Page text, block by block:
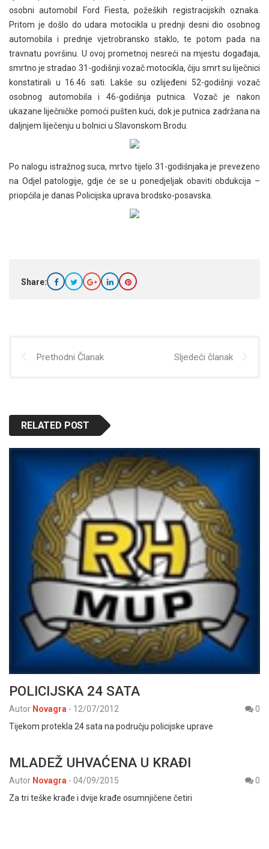
osobni automobil Ford Fiesta, požeških registracijskih oznaka.
Pritom je došlo do udara motocikla u prednji desni dio osobnog
automobila i prednje vjetrobransko staklo, te potom pada na
travnatu površinu. U ovoj prometnoj nesreći na mjestu događaja,
smrtno je stradao 31-godišnji vozač motocikla, čiju smrt su liječnici
konstatirali u 16.46 sati. Lakše su ozlijeđeni 52-godišnji vozač
osobnog automobila i 46-godišnja putnica. Vozač je nakon
ukazane liječničke pomoći pušten kući, dok je putnica zadržana na
daljnjem liječenju u bolnici u Slavonskom Brodu.
Po nalogu istražnog suca, mrtvo tijelo 31-godišnjaka je prevezeno
na Odjel patologije, gdje će se u ponedjeljak obaviti obdukcija –
priopćila je danas Policijska uprava brodsko-posavska.
Share:
Prethodni Članak Sljedeći članak
RELATED POST
POLICIJSKA 24 SATA
Autor Novagra - 12/07/2012
0
Tijekom protekla 24 sata na području policijske uprave
MLADEŽ UHVAĆENA U KRAĐI
Autor Novagra - 04/09/2015
0
Za tri teške krađe i dvije krađe osumnjičene četiri